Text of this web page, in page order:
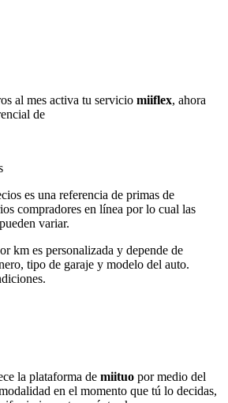
al mes activa tu servicio miiflex, ahora
de
es una referencia de primas de
compradores en línea por lo cual las
variar.
km es personalizada y depende de
tipo de garaje y modelo del auto.
la plataforma de miituo por medio del
en el momento que tú lo decidas,